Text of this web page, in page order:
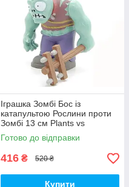
Іграшка Зомбі Бос із
катапультою Рослини проти
Зомбі 13 см Plants vs
Zombies Зомбі (00230)
Готово до відправки
416 ₴ 520 ₴
Купити